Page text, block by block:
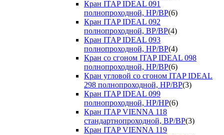
Кран ITAP IDEAL 091
полнопроходной, НР/ВР(6)
Кран ITAP IDEAL 092
полнопроходной, ВР/ВР(4)
Кран ITAP IDEAL 093
полнопроходной, НР/ВР(4)
Кран со сгоном ITAP IDEAL 098
полнопроходной, НР/ВР(6)
Кран угловой со сгоном ITAP IDEAL
298 полнопроходной, НР/ВР(3)
Кран ITAP IDEAL 099
полнопроходной, НР/НР(6)
Кран ITAP VIENNA 118
стандартнопроходной, ВР/ВР(3)
Кран ITAP VIENNA 119